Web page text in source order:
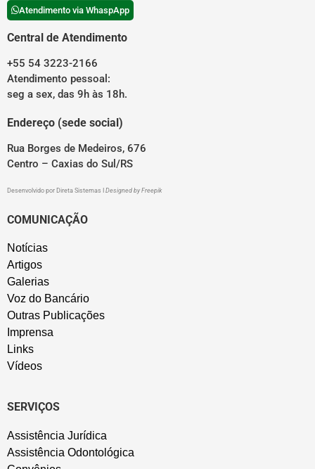
Atendimento via WhaspApp
Central de Atendimento
+55 54 3223-2166
Atendimento pessoal:
seg a sex, das 9h às 18h.
Endereço (sede social)
Rua Borges de Medeiros, 676
Centro – Caxias do Sul/RS
Desenvolvido por Direta Sistemas Designed by Freepik
COMUNICAÇÃO
Notícias
Artigos
Galerias
Voz do Bancário
Outras Publicações
Imprensa
Links
Vídeos
SERVIÇOS
Assistência Jurídica
Assistência Odontológica